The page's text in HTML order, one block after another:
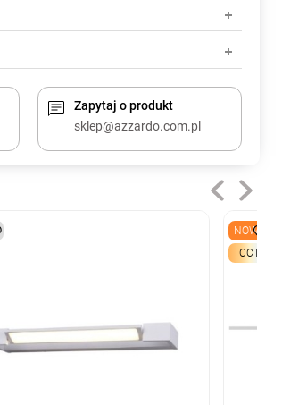
Zapytaj o produkt
sklep@azzardo.com.pl
NOWY
CCT